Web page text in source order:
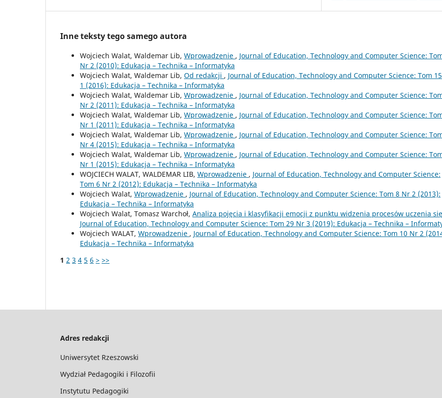
Inne teksty tego samego autora
Wojciech Walat, Waldemar Lib, Wprowadzenie , Journal of Education, Technology and Computer Science:
Nr 2 (2010): Edukacja – Technika – Informatyka
Wojciech Walat, Waldemar Lib, Od redakcji , Journal of Education, Technology and Computer Science: Tom
1 (2016): Edukacja – Technika – Informatyka
Wojciech Walat, Waldemar Lib, Wprowadzenie , Journal of Education, Technology and Computer Science:
Nr 2 (2011): Edukacja – Technika – Informatyka
Wojciech Walat, Waldemar Lib, Wprowadzenie , Journal of Education, Technology and Computer Science:
Nr 1 (2011): Edukacja – Technika – Informatyka
Wojciech Walat, Waldemar Lib, Wprowadzenie , Journal of Education, Technology and Computer Science:
Nr 4 (2015): Edukacja – Technika – Informatyka
Wojciech Walat, Waldemar Lib, Wprowadzenie , Journal of Education, Technology and Computer Science:
Nr 1 (2015): Edukacja – Technika – Informatyka
WOJCIECH WALAT, WALDEMAR LIB, Wprowadzenie , Journal of Education, Technology and Computer Science:
Tom 6 Nr 2 (2012): Edukacja – Technika – Informatyka
Wojciech Walat, Wprowadzenie , Journal of Education, Technology and Computer Science: Tom 8 Nr 2 (2013):
Edukacja – Technika – Informatyka
Wojciech Walat, Tomasz Warchoł, Analiza pojęcia i klasyfikacji emocji z punktu widzenia procesów uczenia
Journal of Education, Technology and Computer Science: Tom 29 Nr 3 (2019): Edukacja – Technika –
Wojciech WALAT, Wprowadzenie , Journal of Education, Technology and Computer Science: Tom 10 Nr 2
Edukacja – Technika – Informatyka
1 2 3 4 5 6 > >>
Adres redakcji
Uniwersytet Rzeszowski
Wydział Pedagogiki i Filozofii
Instytutu Pedagogiki